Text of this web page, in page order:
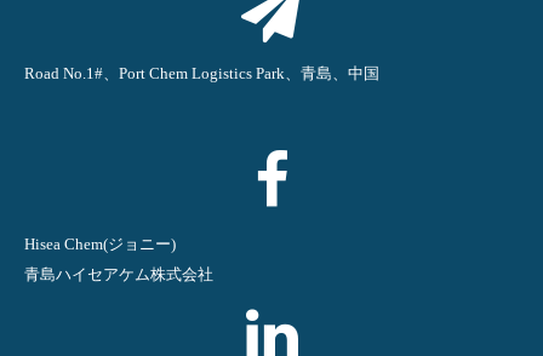
Road No.1#、Port Chem Logistics Park、青島、中国
Hisea Chem(ジョニー)
青島ハイセアケム株式会社